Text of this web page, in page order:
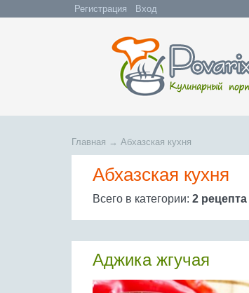
Регистрация Вход
Главная → Абхазская кухня
Абхазская кухня
Всего в категории: 2 рецепта
Аджика жгучая